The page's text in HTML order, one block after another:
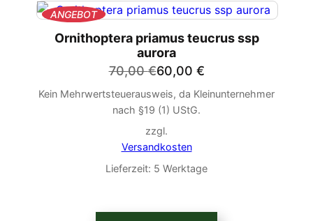
ANGEBOTPRODUKT
ANGEBOT
Ornithoptera priamus teucrus ssp
aurora
70,00€Ursprünglicher
Preis
war:
70,00 €
60,00 €
Aktueller
Preis
ist:
60,00 €.
Kein Mehrwertsteuerausweis, da Kleinunternehmer
nach §19 (1) UStG.
zzgl.
Versandkosten
Lieferzeit: 5 Werktage